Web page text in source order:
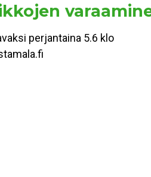
perjantaina 5.6 klo